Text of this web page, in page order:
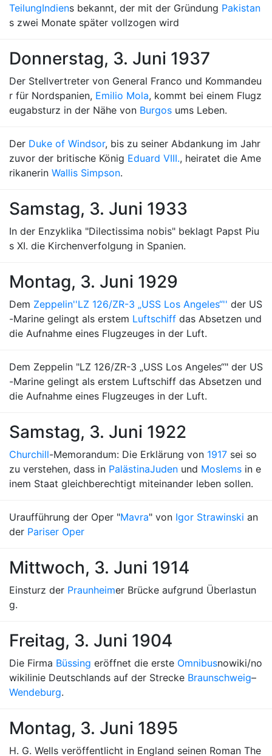
TeilungIndiens bekannt, der mit der Gründung Pakistan
s zwei Monate später vollzogen wird
Donnerstag, 3. Juni 1937
Der Stellvertreter von General Franco und Kommandeu
r für Nordspanien, Emilio Mola, kommt bei einem Flugz
eugabsturz in der Nähe von Burgos ums Leben.
Der Duke of Windsor, bis zu seiner Abdankung im Jahr
zuvor der britische König Eduard VIII., heiratet die Ame
rikanerin Wallis Simpson.
Samstag, 3. Juni 1933
In der Enzyklika "Dilectissima nobis" beklagt Papst Piu
s XI. die Kirchenverfolgung in Spanien.
Montag, 3. Juni 1929
Dem Zeppelin''LZ 126/ZR-3 „USS Los Angeles“'' der US
-Marine gelingt als erstem Luftschiff das Absetzen und
die Aufnahme eines Flugzeuges in der Luft.
Dem Zeppelin "LZ 126/ZR-3 „USS Los Angeles“" der US
-Marine gelingt als erstem Luftschiff das Absetzen und
die Aufnahme eines Flugzeuges in der Luft.
Samstag, 3. Juni 1922
Churchill-Memorandum: Die Erklärung von 1917 sei so
zu verstehen, dass in PalästinaJuden und Moslems in e
inem Staat gleichberechtigt miteinander leben sollen.
Uraufführung der Oper "Mavra" von Igor Strawinski an
der Pariser Oper
Mittwoch, 3. Juni 1914
Einsturz der Praunheimer Brücke aufgrund Überlastun
g.
Freitag, 3. Juni 1904
Die Firma Büssing eröffnet die erste Omnibusnowiki/no
wikilinie Deutschlands auf der Strecke Braunschweig–
Wendeburg.
Montag, 3. Juni 1895
H. G. Wells veröffentlicht in England seinen Roman The